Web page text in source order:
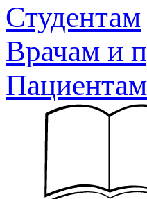
Студентам
Врачам и
Пациентам